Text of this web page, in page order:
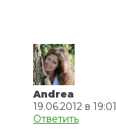
Andrea
19.06.2012 в 19:01
Ответить